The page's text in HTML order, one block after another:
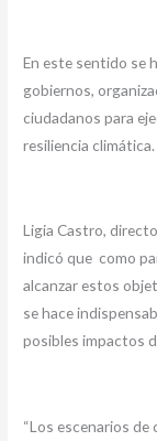
En este sentido se
gobiernos,
ciudadanos para
resiliencia climática.
Ligia Castro,
indicó que como
alcanzar estos
se hace
posibles impactos
“Los escenarios